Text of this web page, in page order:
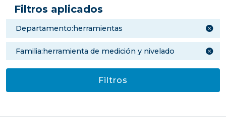
Filtros aplicados
departamento:herramientas
familia:herramienta de medición y nivelado
Filtros